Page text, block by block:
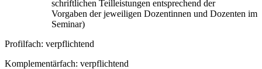
schriftlichen Teilleistungen entsprechend der
Vorgaben der jeweiligen Dozentinnen und Dozenten im
Seminar)
Profilfach: verpflichtend
Komplementärfach: verpflichtend